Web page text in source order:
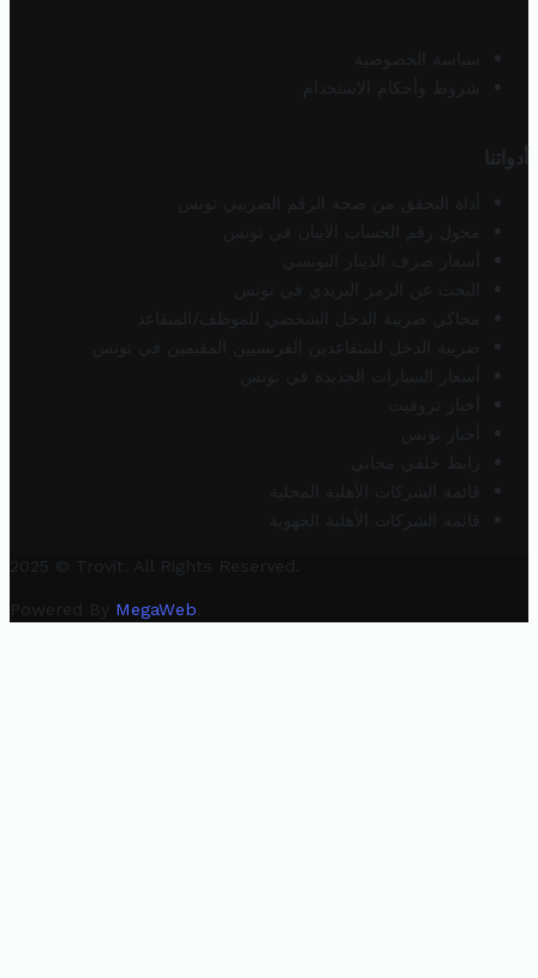
سياسة الخصوصية
شروط وأحكام الاستخدام
أدواتنا
أداة التحقق من صحة الرقم الضريبي تونس
محول رقم الحساب الآيبان في تونس
أسعار صرف الدينار التونسي
البحث عن الرمز البريدي في تونس
محاكي ضريبة الدخل الشخصي للموظف/المتقاعد
ضريبة الدخل للمتقاعدين الفرنسيين المقيمين في تونس
أسعار السيارات الجديدة في تونس
أخبار تروفيت
أخبار تونس
رابط خلفي مجاني
قائمة الشركات الأهلية المحلية
قائمة الشركات الأهلية الجهوية
2025 © Trovit. All Rights Reserved.
Powered By MegaWeb